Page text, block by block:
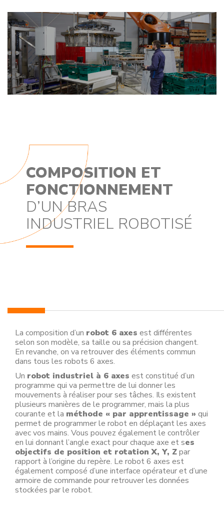
COMPOSITION ET
FONCTIONNEMENT
D’UN BRAS
INDUSTRIEL ROBOTISÉ
La composition d’un robot 6 axes est différentes
selon son modèle, sa taille ou sa précision changent.
En revanche, on va retrouver des éléments commun
dans tous les robots 6 axes.
Un robot industriel à 6 axes est constitué d’un
programme qui va permettre de lui donner les
mouvements à réaliser pour ses tâches. Ils existent
plusieurs manières de le programmer, mais la plus
courante et la méthode « par apprentissage » qui
permet de programmer le robot en déplaçant les axes
avec vos mains. Vous pouvez également le contrôler
en lui donnant l’angle exact pour chaque axe et ses
objectifs de position et rotation X, Y, Zpar
rapport à l’origine du repère. Le robot 6 axes est
également composé d’une interface opérateur et d’une
armoire de commande pour retrouver les données
stockées par le robot.